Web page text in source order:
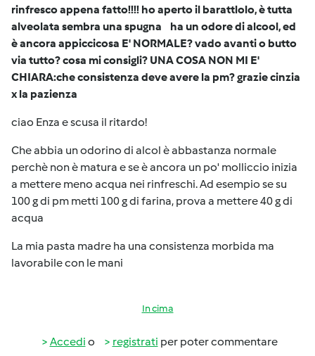
rinfresco appena fatto!!!! ho aperto il barattlolo, è tutta
alveolata sembra una spugna
ha un odore di alcool, ed
è ancora appiccicosa E' NORMALE? vado avanti o butto
via tutto? cosa mi consigli? UNA COSA NON MI E'
CHIARA:che consistenza deve avere la pm? grazie cinzia
x la pazienza
ciao Enza e scusa il ritardo!
Che abbia un odorino di alcol è abbastanza normale
perchè non è matura e se è ancora un po' molliccio inizia
a mettere meno acqua nei rinfreschi. Ad esempio se su
100 g di pm metti 100 g di farina, prova a mettere 40 g di
acqua
La mia pasta madre ha una consistenza morbida ma
lavorabile con le mani
In cima
Accedi o registrati per poter commentare